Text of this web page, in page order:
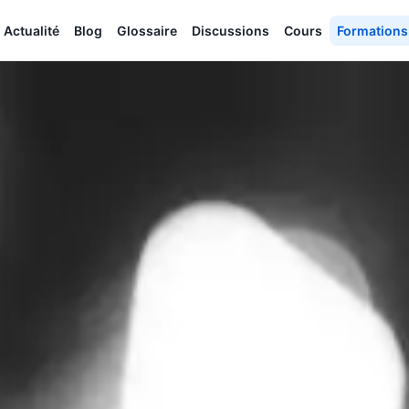
Actualité Blog Glossaire Discussions Cours Formations